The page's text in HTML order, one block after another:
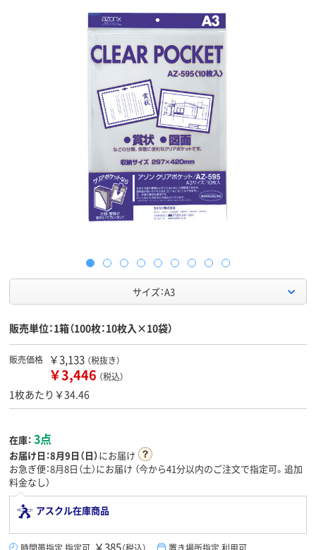
サイズ：A3
販売単位：1箱（100枚：10枚入×10袋）
販売価格 ￥3,133 （税抜き）
￥3,446 （税込）
1枚あたり￥34.46
在庫： 3点
お届け日：8月9日（日）にお届け
お急ぎ便：8月8日（土）にお届け （今から41分以内のご注文で指定可。追加
料金なし）
アスクル在庫商品
￥385